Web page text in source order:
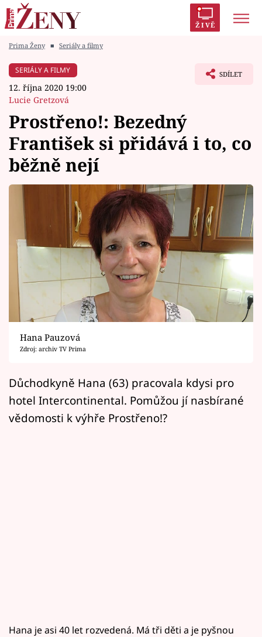
ŽIVĚ
Módní alarm
Témata
Celebrity
Vztahy
Seriály
Horoskopy
Sledujte prima+
Filmový festival Karlovy Vary
Pořady
Mámy sobě
Přihlášení
Prima Ženy ■ Seriály a filmy
SERIÁLY A FILMY
12. října 2020 19:00
Lucie Gretzová
SDÍLET
Prostřeno!: Bezedný
František si přidává i to, co
běžně nejí
Hana Pauzová
Zdroj: archiv TV Prima
Důchodkyně Hana (63) pracovala kdysi pro
hotel Intercontinental. Pomůžou jí nasbírané
vědomosti k výhře Prostřeno!?
Hana je asi 40 let rozvedená. Má tři děti a je pyšnou